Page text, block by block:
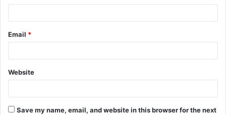
Email *
Website
Save my name, email, and website in this browser for the next